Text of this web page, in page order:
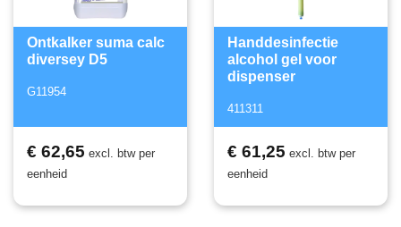
Ontkalker suma calc
diversey D5
G11954
€ 62,65 excl. btw per
eenheid
Handdesinfectie
alcohol gel voor
dispenser
411311
€ 61,25 excl. btw per
eenheid